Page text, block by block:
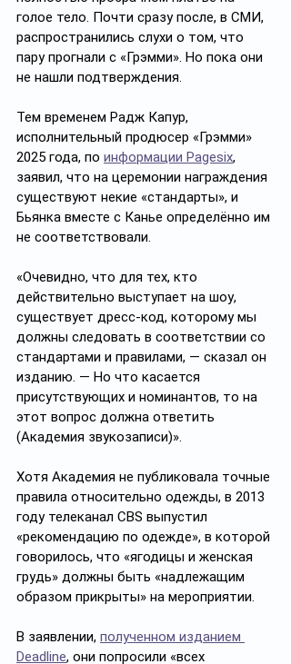
голое тело. Почти сразу после, в СМИ,
распространились слухи о том, что
пару прогнали с «Грэмми». Но пока они
не нашли подтверждения.
Тем временем Радж Капур,
исполнительный продюсер «Грэмми»
2025 года, по информации Pagesix,
заявил, что на церемонии награждения
существуют некие «стандарты», и
Бьянка вместе с Канье определённо им
не соответствовали.
«Очевидно, что для тех, кто
действительно выступает на шоу,
существует дресс-код, которому мы
должны следовать в соответствии со
стандартами и правилами, — сказал он
изданию. — Но что касается
присутствующих и номинантов, то на
этот вопрос должна ответить
(Академия звукозаписи)».
Хотя Академия не публиковала точные
правила относительно одежды, в 2013
году телеканал CBS выпустил
«рекомендацию по одежде», в которой
говорилось, что «ягодицы и женская
грудь» должны быть «надлежащим
образом прикрыты» на мероприятии.
В заявлении, полученном изданием
Deadline, они попросили «всех